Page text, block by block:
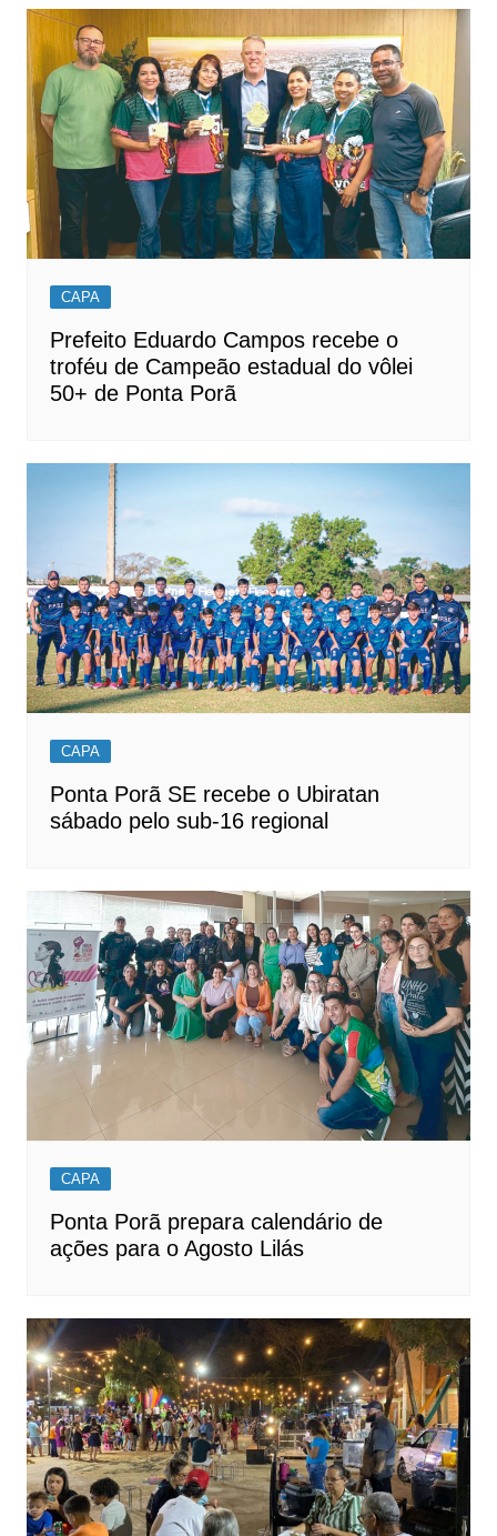
Post
CAPA
Prefeito Eduardo Campos recebe o
troféu de Campeão estadual do vôlei
50+ de Ponta Porã
CAPA
Ponta Porã SE recebe o Ubiratan
sábado pelo sub-16 regional
CAPA
Ponta Porã prepara calendário de
ações para o Agosto Lilás